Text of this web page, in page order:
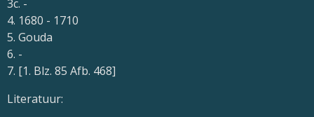
3c. -
4. 1680 - 1710
5. Gouda
6. -
7. [1. Blz. 85 Afb. 468]
Literatuur: